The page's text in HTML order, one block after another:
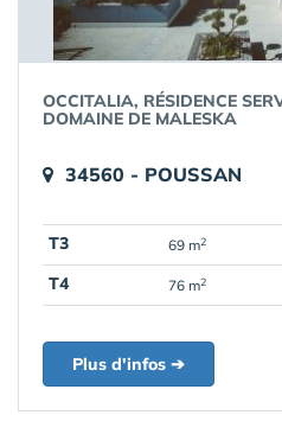
OCCITALIA, RÉSIDENCE
DOMAINE DE MALESKA
34560 - POUSSAN
T3 69 m2
T4
76 m2
Plus d'infos ➔